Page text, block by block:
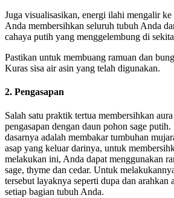
Juga visualisasikan, energi ilahi mengalir
Anda membersihkan seluruh tubuh Anda
cahaya putih yang menggelembung di
Pastikan untuk membuang ramuan dan
Kuras sisa air asin yang telah digunakan.
2. Pengasapan
Salah satu praktik tertua membersihkan
pengasapan dengan daun pohon sage putih.
dasarnya adalah membakar tumbuhan
asap yang keluar darinya, untuk
melakukan ini, Anda dapat menggunakan
sage, thyme dan cedar. Untuk
tersebut layaknya seperti dupa dan arahkan
setiap bagian tubuh Anda.